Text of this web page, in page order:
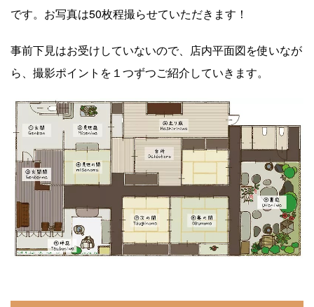
です。お写真は50枚程撮らせていただきます！
事前下見はお受けしていないので、店内平面図を使いなが
ら、撮影ポイントを１つずつご紹介していきます。